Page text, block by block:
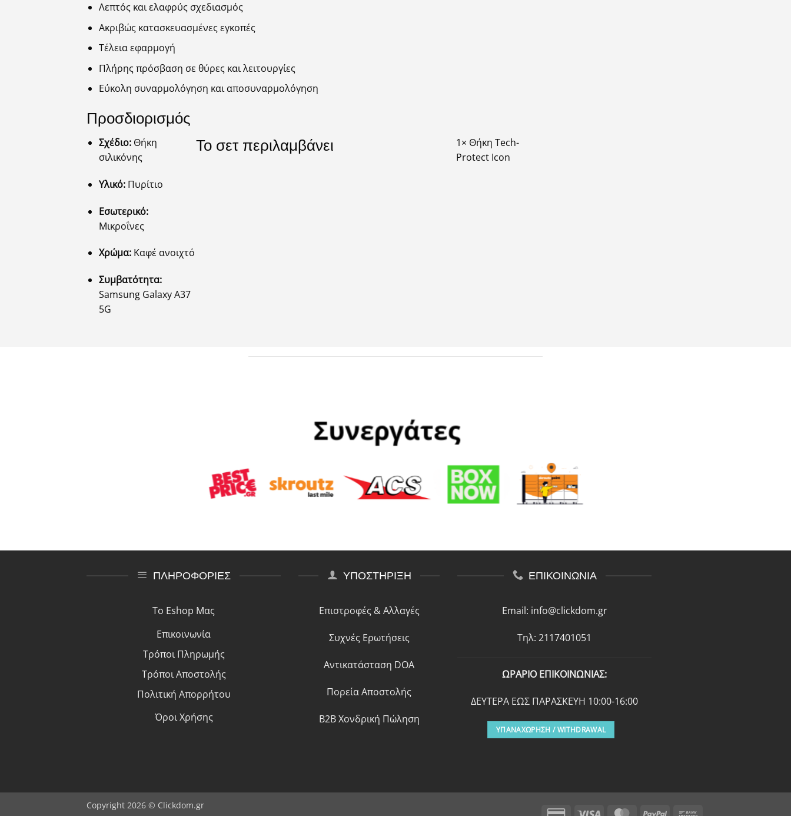
Λεπτός και ελαφρύς σχεδιασμός
Ακριβώς κατασκευασμένες εγκοπές
Τέλεια εφαρμογή
Πλήρης πρόσβαση σε θύρες και λειτουργίες
Εύκολη συναρμολόγηση και αποσυναρμολόγηση
Προσδιορισμός
Σχέδιο:Θήκη
σιλικόνης
Υλικό:Πυρίτιο
Εσωτερικό:
Μικροΐνες
Χρώμα:Καφέ ανοιχτό
Συμβατότητα:
Samsung Galaxy A37
5G
Το σετ περιλαμβάνει
1× Θήκη Tech-
Protect Icon
ΠΛΗΡΟΦΟΡΙΕΣ
Το Eshop Μας
Επικοινωνία
Τρόποι Πληρωμής
Τρόποι Αποστολής
Πολιτική Απορρήτου
Όροι Χρήσης
ΥΠΟΣΤΗΡΙΞΗ
Επιστροφές & Αλλαγές
Συχνές Ερωτήσεις
Αντικατάσταση DOA
Πορεία Αποστολής
B2B Χονδρική Πώληση
ΕΠΙΚΟΙΝΩΝΙΑ
Email: info@clickdom.gr
Τηλ: 2117401051
ΩΡΑΡΙΟ ΕΠΙΚΟΙΝΩΝΙΑΣ:
ΔΕΥΤΕΡΑ ΕΩΣ ΠΑΡΑΣΚΕΥΗ 10:00-16:00
ΥΠΑΝΑΧΩΡΗΣΗ / WITHDRAWAL
Credit Visa MasterCardPayPal
Copyright 2026 © Clickdom.gr